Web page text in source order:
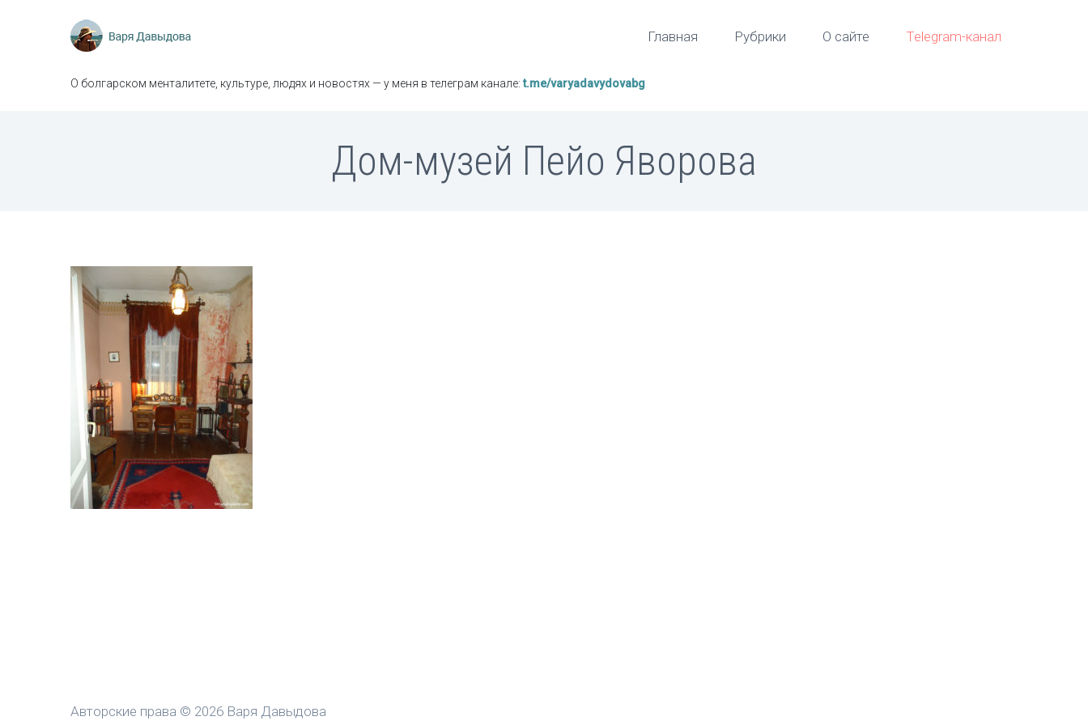
Главная Рубрики О сайте Telegram-канал
О болгарском менталитете, культуре, людях и новостях — у меня в телеграм канале:t.me/varyadavydovabg
Дом-музей Пейо Яворова
Авторские права © 2026 Варя Давыдова